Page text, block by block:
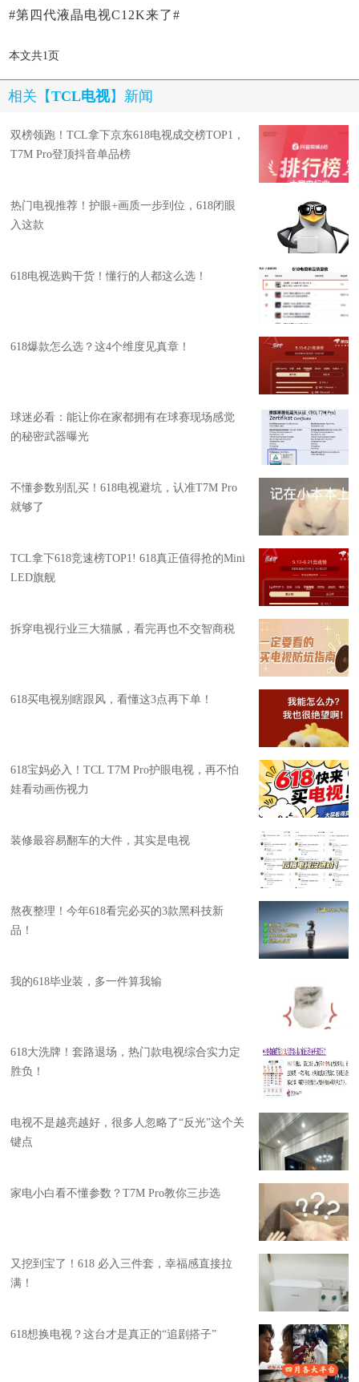
#第四代液晶电视C12K来了#
本文共1页
相关【TCL电视】新闻
双榜领跑！TCL拿下京东618电视成交榜TOP1，
T7M Pro登顶抖音单品榜
热门电视推荐！护眼+画质一步到位，618闭眼
入这款
618电视选购干货！懂行的人都这么选！
618爆款怎么选？这4个维度见真章！
球迷必看：能让你在家都拥有在球赛现场感觉
的秘密武器曝光
不懂参数别乱买！618电视避坑，认准T7M Pro
就够了
TCL拿下618竞速榜TOP1! 618真正值得抢的Mini
LED旗舰
拆穿电视行业三大猫腻，看完再也不交智商税
618买电视别瞎跟风，看懂这3点再下单！
618宝妈必入！TCL T7M Pro护眼电视，再不怕
娃看动画伤视力
装修最容易翻车的大件，其实是电视
熬夜整理！今年618看完必买的3款黑科技新
品！
我的618毕业装，多一件算我输
618大洗牌！套路退场，热门款电视综合实力定
胜负！
电视不是越亮越好，很多人忽略了“反光”这个关
键点
家电小白看不懂参数？T7M Pro教你三步选
又挖到宝了！618 必入三件套，幸福感直接拉
满！
618想换电视？这台才是真正的“追剧搭子”